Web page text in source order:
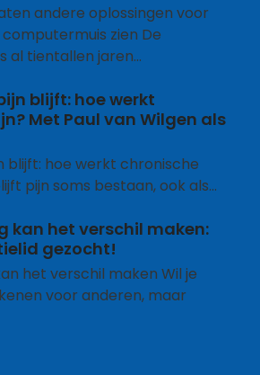
andere oplossingen voor
zien De
al tientallen jaren…
blijft: hoe werkt
Met Paul van Wilgen als
blijft: hoe werkt chronische
pijn soms bestaan, ook als…
kan het verschil maken:
gezocht!
het verschil maken Wil je
voor anderen, maar